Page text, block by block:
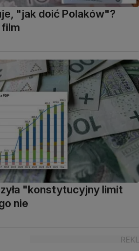
"jak doić Polaków"?
"konstytucyjny limit
nie